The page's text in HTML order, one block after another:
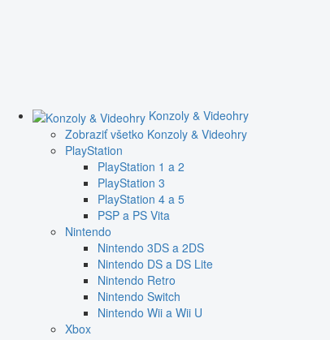
Konzoly & Videohry
Zobraziť všetko Konzoly & Videohry
PlayStation
PlayStation 1 a 2
PlayStation 3
PlayStation 4 a 5
PSP a PS Vita
Nintendo
Nintendo 3DS a 2DS
Nintendo DS a DS Lite
Nintendo Retro
Nintendo Switch
Nintendo Wii a Wii U
Xbox